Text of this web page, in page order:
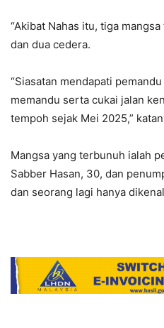
“Akibat Nahas itu, tiga
dan dua cedera.
“Siasatan mendapati
memandu serta cukai jalan
tempoh sejak Mei 2025,”
Mangsa yang terbunuh ialah
Sabber Hasan, 30, dan
dan seorang lagi hanya